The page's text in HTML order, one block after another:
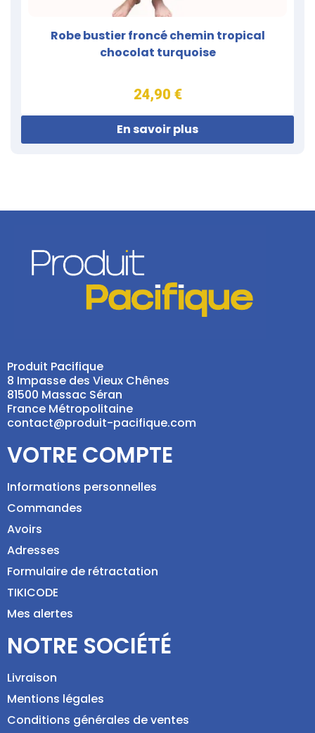
Robe bustier froncé chemin tropical
chocolat turquoise
24,90 €
En savoir plus
Produit Pacifique
8 Impasse des Vieux Chênes
81500 Massac Séran
France Métropolitaine
contact@produit-pacifique.com
VOTRE COMPTE
Informations personnelles
Commandes
Avoirs
Adresses
Formulaire de rétractation
TIKICODE
Mes alertes
NOTRE SOCIÉTÉ
Livraison
Mentions légales
Conditions générales de ventes